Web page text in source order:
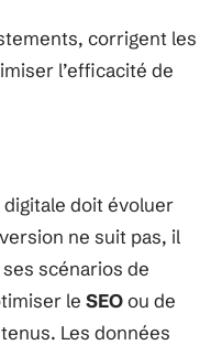
corrigent les
l’efficacité de
digitale doit évoluer
ne suit pas, il
scénarios de
le SEOou de
Les données